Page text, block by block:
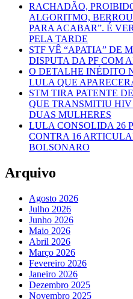
RACHADÃO,
ALGORITMO,
PARA ACABAR”. É
PELA TARDE
STF VÊ “APATIA” DE
DISPUTA DA PF COM
O DETALHE INÉDITO
LULA QUE
STM TIRA PATENTE
QUE TRANSMITIU
DUAS MULHERES
LULA CONSOLIDA 26
CONTRA 16
BOLSONARO
Arquivo
Agosto 2026
Julho 2026
Junho 2026
Maio 2026
Abril 2026
Março 2026
Fevereiro 2026
Janeiro 2026
Dezembro 2025
Novembro 2025